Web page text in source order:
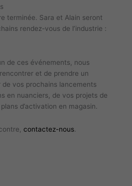
terminée. Sara et Alain seront
rendez-vous de l’industrie :
de ces événements, nous
et de prendre un
vos prochains lancements
en nuanciers, de vos projets de
d’activation en magasin.
contactez-nous